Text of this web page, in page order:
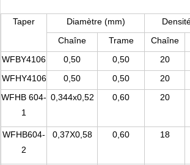
Taper Diamètre (mm)
Chaîne
Trame Chaîne
WFBY4106
0,50 0,50 20
WFHY4106 0,50 0,50 20
WFHB 604-
1
0,344x0,52 0,60 20
WFHB604-
2
0,37X0,58 0,60 18